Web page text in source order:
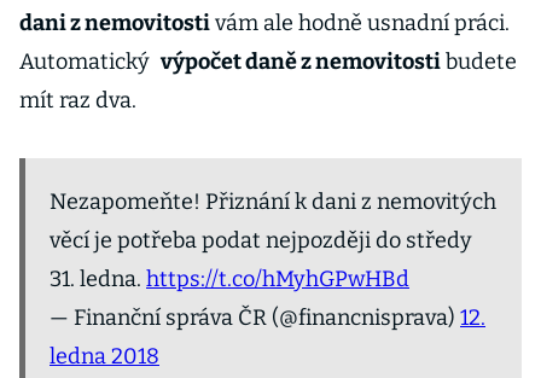
dani z nemovitostivám ale hodně usnadní práci.
Automatický výpočet daně z nemovitostibudete
mít raz dva.
Nezapomeňte! Přiznání k dani z nemovitých
věcí je potřeba podat nejpozději do středy
31. ledna. https://t.co/hMyhGPwHBd
— Finanční správa ČR (@financnisprava) 12.
ledna 2018